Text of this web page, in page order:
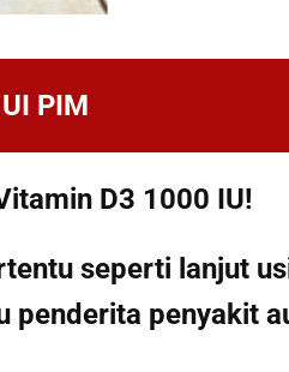
PIM
D3 1000 IU!
seperti lanjut
penderita penyakit